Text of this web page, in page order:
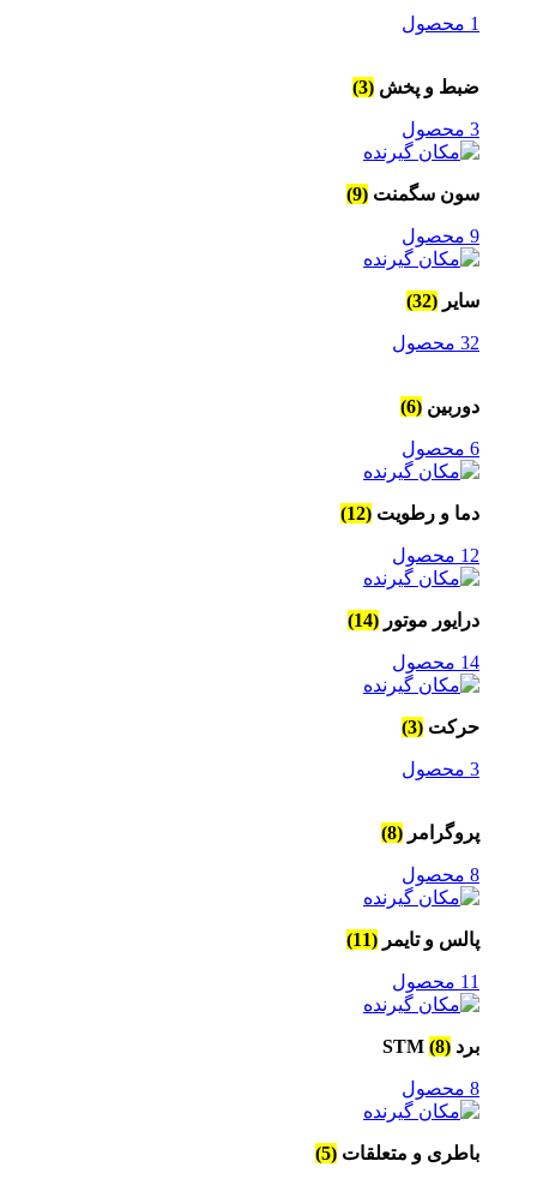
1 محصول
ضبط و پخش (3)
3 محصول
سون سگمنت (9)
9 محصول
سایر (32)
32 محصول
دوربین (6)
6 محصول
دما و رطویت (12)
12 محصول
درایور موتور (14)
14 محصول
حرکت (3)
3 محصول
پروگرامر (8)
8 محصول
پالس و تایمر (11)
11 محصول
برد STM (8)
8 محصول
باطری و متعلقات (5)